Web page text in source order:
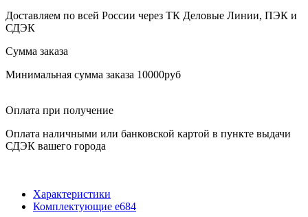
Доставляем по всей России через ТК Деловые Линии, ПЭК и
СДЭК
Сумма заказа
Минимальная сумма заказа 10000руб
Оплата при получение
Оплата наличными или банковской картой в пункте выдачи
СДЭК вашего города
Характеристики
Комплектующие е684